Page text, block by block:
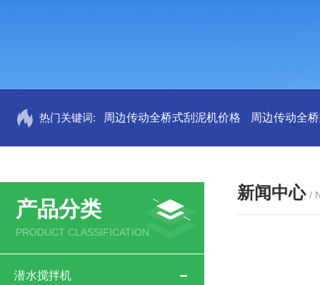
热门关键词: 周边传动全桥式刮泥机价格 周边传动全
产品分类
PRODUCT CLASSIFICATION
潜水搅拌机
新闻中心 /